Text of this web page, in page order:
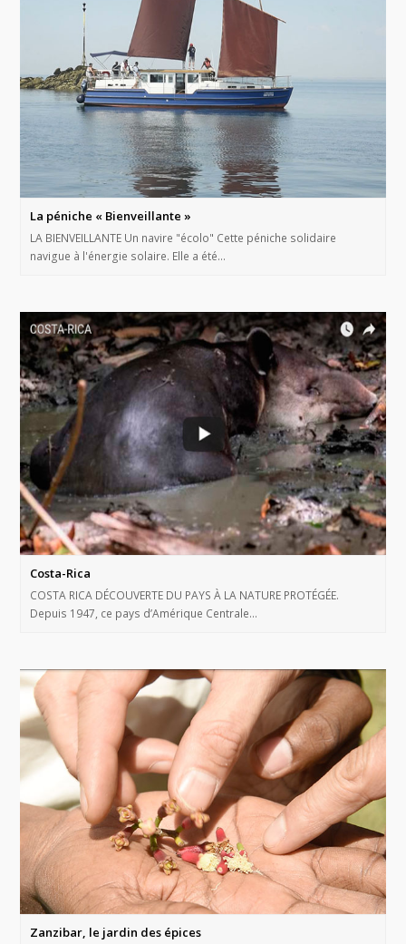
La péniche « Bienveillante »
LA BIENVEILLANTE Un navire "écolo" Cette péniche solidaire
navigue à l'énergie solaire. Elle a été…
Costa-Rica
COSTA RICA DÉCOUVERTE DU PAYS À LA NATURE PROTÉGÉE.
Depuis 1947, ce pays d’Amérique Centrale…
Zanzibar, le jardin des épices